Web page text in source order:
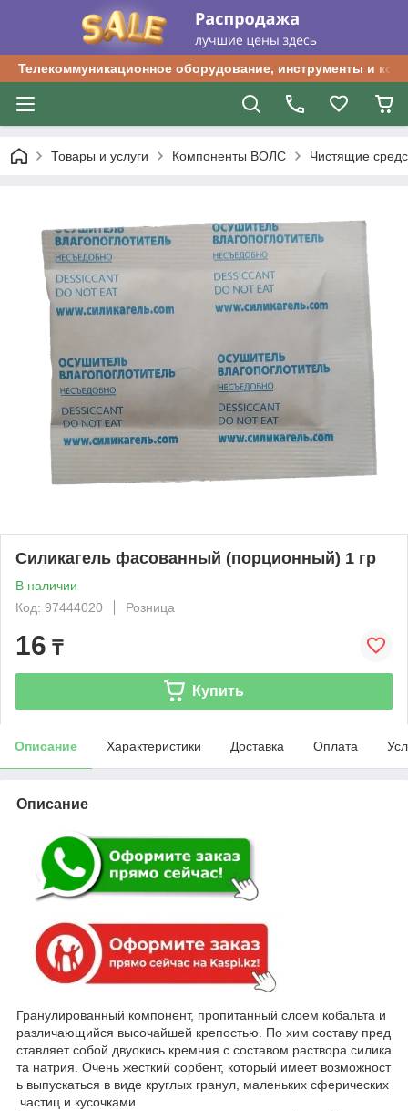
Телекоммуникационное оборудование, инструменты и
Товары и услуги Компоненты ВОЛС Чистящие
Силикагель фасованный (порционный) 1 гр
В наличии
Код: 97444020
Розница
16 ₸
Купить
Описание Характеристики Доставка Оплата
Описание
Гранулированный компонент, пропитанный слоем кобальта и
различающийся высочайшей крепостью. По хим составу пред
ставляет собой двуокись кремния с составом раствора силика
та натрия. Очень жесткий сорбент, который имеет возможност
ь выпускаться в виде круглых гранул, маленьких сферических
частиц и кусочками.